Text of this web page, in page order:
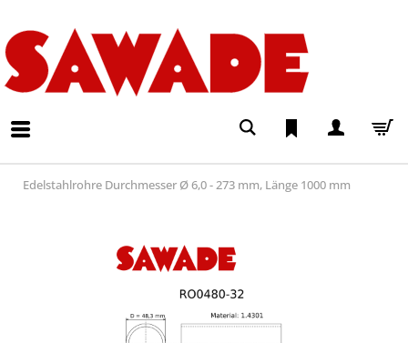
Edelstahlrohre Durchmesser Ø 6,0 - 273 mm, Länge 1000 mm